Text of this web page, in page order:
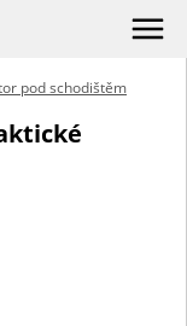
pod schodištěm